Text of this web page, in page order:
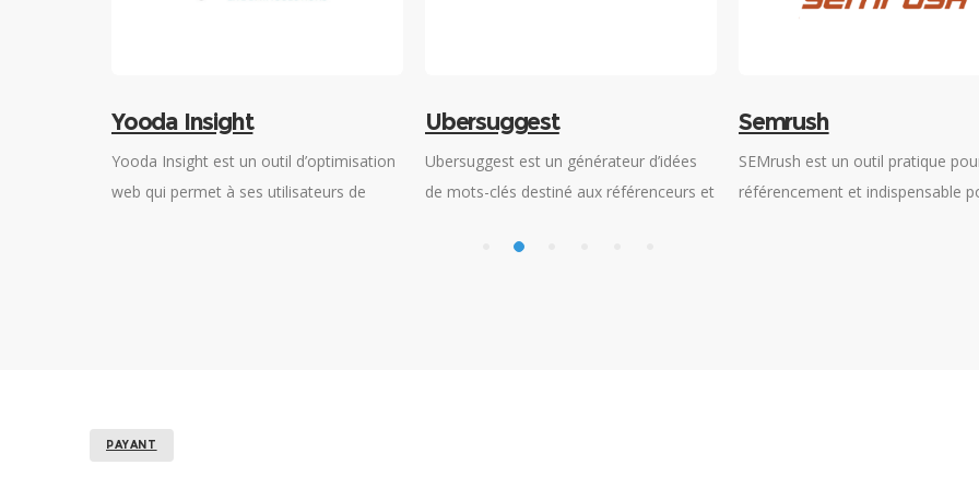
Yooda Insight
Yooda Insight est un outil d’optimisation
web qui permet à ses utilisateurs de
Ubersuggest
Ubersuggest est un générateur d’idées
de mots-clés destiné aux référenceurs et
optimiser leurs stratégies, en vue d’un
Semrush
SEMrush est un outil pratique
référencement et indispensable
PAYANT